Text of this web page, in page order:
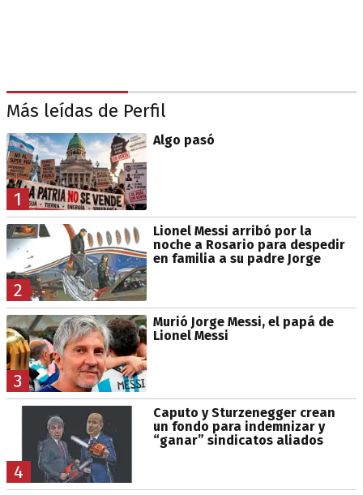
Más leídas de Perfil
1
Algo pasó
2
Lionel Messi arribó por la
noche a Rosario para despedir
en familia a su padre Jorge
3
Murió Jorge Messi, el papá de
Lionel Messi
4
Caputo y Sturzenegger crean
un fondo para indemnizar y
“ganar” sindicatos aliados